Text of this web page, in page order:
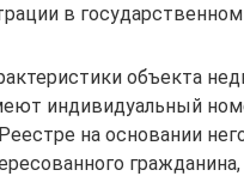
в
объекта
индивидуальный
на основании